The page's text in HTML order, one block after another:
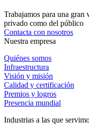
Trabajamos para una gran
privado como del público
Contacta con nosotros
Nuestra empresa
Quiénes somos
Infraestructura
Visión y misión
Calidad y certificación
Premios y logros
Presencia mundial
Industrias a las que